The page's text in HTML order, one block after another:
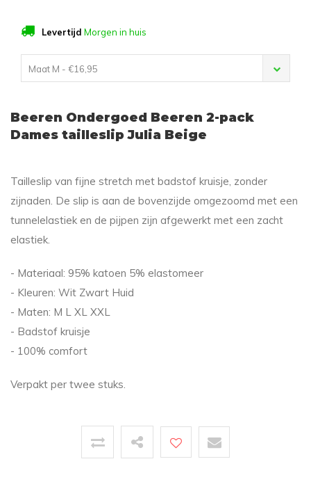
Levertijd Morgen in huis
Maat M - €16,95
Beeren Ondergoed Beeren 2-pack
Dames tailleslip Julia Beige
Tailleslip van fijne stretch met badstof kruisje, zonder
zijnaden. De slip is aan de bovenzijde omgezoomd met een
tunnelelastiek en de pijpen zijn afgewerkt met een zacht
elastiek.
- Materiaal: 95% katoen 5% elastomeer
- Kleuren: Wit Zwart Huid
- Maten: M L XL XXL
- Badstof kruisje
- 100% comfort
Verpakt per twee stuks.